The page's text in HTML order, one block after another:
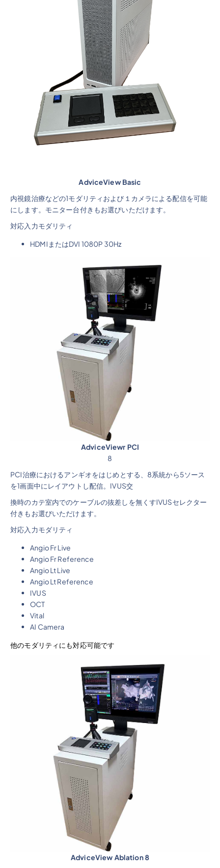
AdviceView Basic
内視鏡治療などの1モダリティおよび１カメラによる配信を可能
にします。モニター台付きもお選びいただけます。
対応入力モダリティ
HDMIまたはDVI 1080P 30Hz
AdviceViewr PCI
8
PCI治療におけるアンギオをはじめとする、8系統から5ソース
を1画面中にレイアウトし配信。IVUS交
換時のカテ室内でのケーブルの抜差しを無くすIVUSセレクター
付きもお選びいただけます。
対応入力モダリティ
Angio Fr Live
Angio Fr Reference
Angio Lt Live
Angio Lt Reference
IVUS
OCT
Vital
AI Camera
他のモダリティにも対応可能です
AdviceView Ablation 8